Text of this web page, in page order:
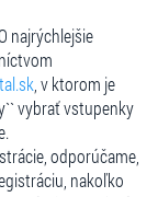
najrýchlejšie
, v ktorom je
vybrať vstupenky
odporúčame,
nakoľko